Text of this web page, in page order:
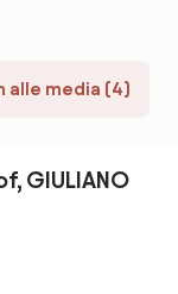
alle media (4)
GIULIANO